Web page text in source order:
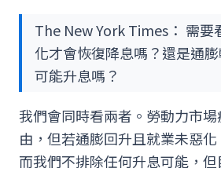
The New York Times： 需要
化才會恢復降息嗎？還是通
可能升息嗎？
我們會同時看兩者。勞動力市
由，但若通膨回升且就業未惡化
而我們不排除任何升息可能，